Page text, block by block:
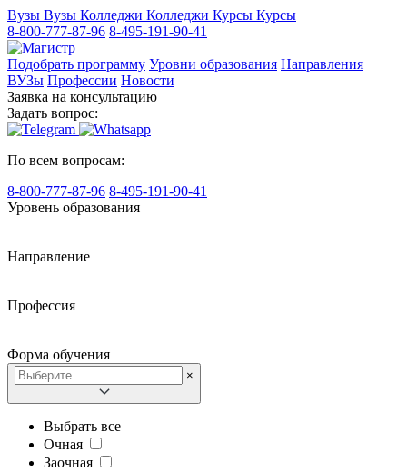
Вузы Вузы Колледжи Колледжи Курсы Курсы
8-800-777-87-96 8-495-191-90-41
Подобрать программу Уровни образования Направления
ВУЗы Профессии Новости
Заявка на консультацию
Задать вопрос:
По всем вопросам:
8-800-777-87-96 8-495-191-90-41
Уровень образования
Направление
Профессия
Форма обучения
×
Выбрать все
Очная
Заочная